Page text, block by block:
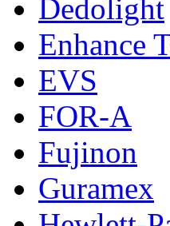
Dedolight
Enhance
EVS
FOR-A
Fujinon
Guramex